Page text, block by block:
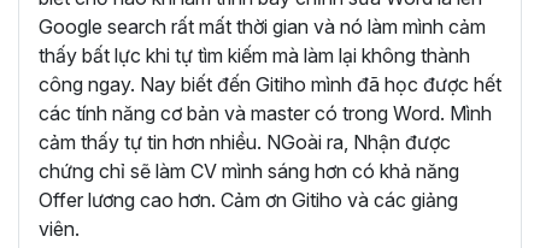
Biết cáchhình thành tư duy để bắt đầu soạn
thảo văn bản
Thành thạo cáchcài đặt và định dạng cơ bản
Thành thạo trong việcthiết kế các đối tượng
Thành thạo các tính năng đặc biệttrong Word như
trình bày văn bản dạng cột, tạo mục lục, tạo danh
mục tham khảo, trộn văn bản, ghi Macro, Tracking…
Thực hành
Google search rất mất thời gian và nó làm mình cảm
thấy bất lực khi tự tìm kiếm mà làm lại không thành
công ngay. Nay biết đến Gitiho mình đã học được hết
các tính năng cơ bản và master có trong Word. Mình
cảm thấy tự tin hơn nhiều. NGoài ra, Nhận được
chứng chỉ sẽ làm CV mình sáng hơn có khả năng
Offer lương cao hơn. Cảm ơn Gitiho và các giảng
viên.